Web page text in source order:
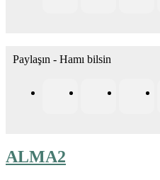
Paylaşın - Hamı bilsin
ALMA2